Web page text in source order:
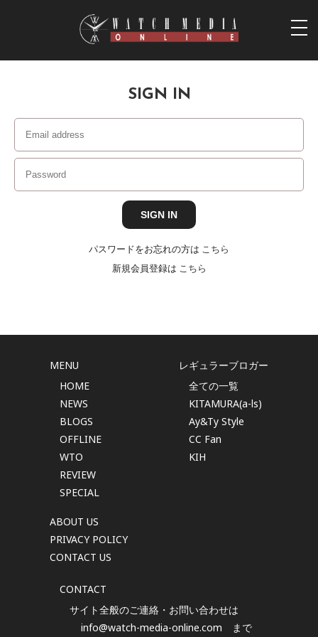
SIGN IN
パスワードをお忘れの方は こちら
新規会員登録は こちら
MENU
HOME
NEWS
BLOGS
OFFLINE
WTO
REVIEW
SPECIAL
ABOUT US
PRIVACY POLICY
CONTACT US
レギュラーブロガー
全ての一覧
KITAMURA(a-ls)
Ay&Ty Style
CC Fan
KIH
CONTACT
サイト全般のご連絡・お問い合わせは
info@watch-media-online.com まで